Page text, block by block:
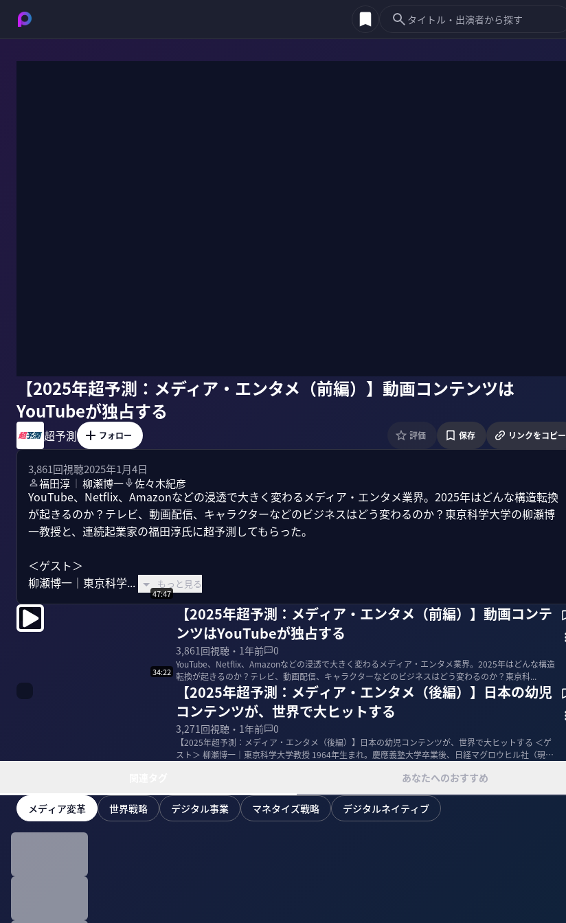
【2025年超予測：メディア・エンタメ（前編）】動画コンテンツは
YouTubeが独占する
超予測 フォロー 評価 保存 リンクをコピー
3,861回視聴2025年1月4日
福田淳 ｜ 柳瀬博一 佐々木紀彦
YouTube、Netflix、Amazonなどの浸透で大きく変わるメディア・エンタメ業界。2025年はどんな構造転換
が起きるのか？テレビ、動画配信、キャラクターなどのビジネスはどう変わるのか？東京科学大学の柳瀬博
一教授と、連続起業家の福田淳氏に超予測してもらった。
＜ゲスト＞
柳瀬博一｜東京科学...
もっと見る
47:47
【2025年超予測：メディア・エンタメ（前編）】動画コンテ
ンツはYouTubeが独占する
3,861回視聴・ 1年前 0
YouTube、Netflix、Amazonなどの浸透で大きく変わるメディア・エンタメ業界。2025年はどんな構造
転換が起きるのか？テレビ、動画配信、キャラクターなどのビジネスはどう変わるのか？東京科...
34:22
【2025年超予測：メディア・エンタメ（後編）】日本の幼児
コンテンツが、世界で大ヒットする
3,271回視聴・ 1年前 0
【2025年超予測：メディア・エンタメ（後編）】日本の幼児コンテンツが、世界で大ヒットする ＜ゲ
スト＞ 柳瀬博一｜東京科学大学教授 1964年生まれ。慶應義塾大学卒業後、日経マグロウヒル社（現・
あなたへのおすすめ
メディア変革 世界戦略 デジタル事業 マネタイズ戦略 デジタルネイティブ